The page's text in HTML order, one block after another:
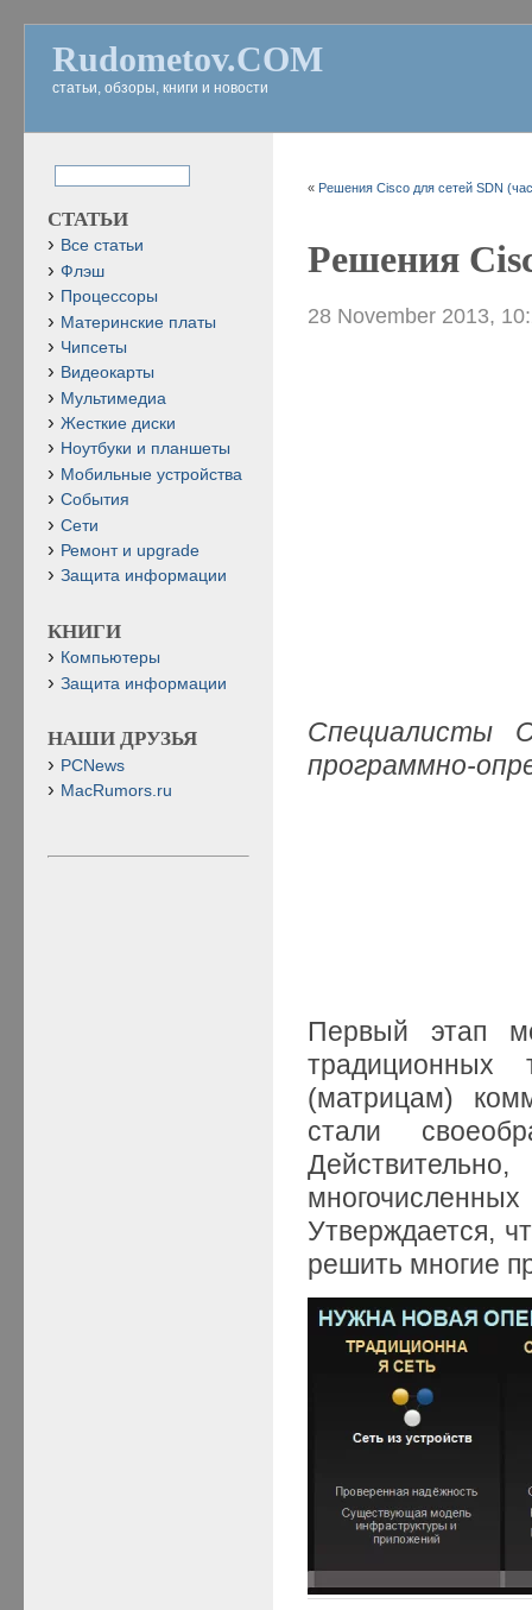
Rudometov.COM
статьи, обзоры, книги и новости
« Решения Cisco для сетей SDN
Решения
28 November 2013,
Специалисты
программно-
Первый этап
традиционных
(матрицам)
стали
Утверждается,
решить многие
СТАТЬИ
Все статьи
Флэш
Процессоры
Материнские платы
Чипсеты
Видеокарты
Мультимедиа
Жесткие диски
Ноутбуки и планшеты
Мобильные устройства
События
Сети
Ремонт и upgrade
Защита информации
КНИГИ
Компьютеры
Защита информации
НАШИ ДРУЗЬЯ
PCNews
MacRumors.ru